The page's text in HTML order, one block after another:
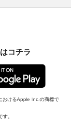
コチラ
おけるApple Inc.の商標で
。